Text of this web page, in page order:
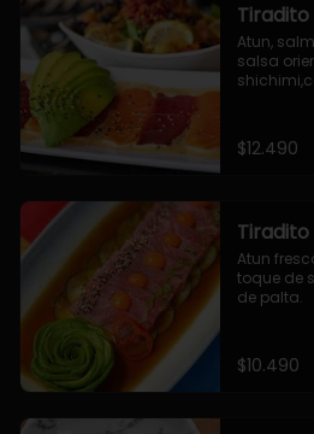
Atun,
salsa
$12.490
Atun
toque de
de palta.
$10.490